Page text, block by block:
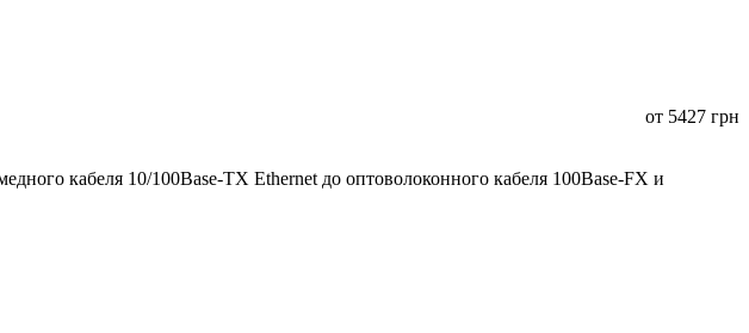
от 5427 грн
кабеля 10/100Base-TX Ethernet до оптоволоконного кабеля 100Base-FX и